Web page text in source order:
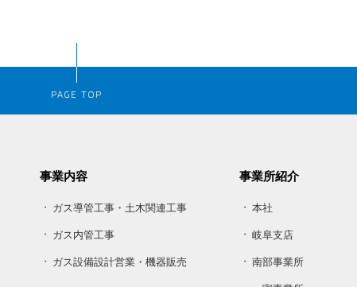
PAGE TOP
事業内容
ガス導管工事・土木関連工事
ガス内管工事
ガス設備設計営業・機器販売
事業所紹介
本社
岐阜支店
南部事業所